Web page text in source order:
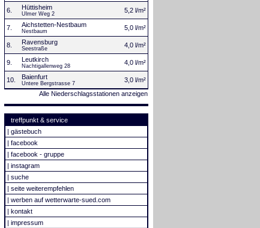
6. Hüttisheim
Ulmer Weg 2 5,2 l/m²
7. Aichstetten-Nestbaum
Nestbaum 5,0 l/m²
8. Ravensburg
Seestraße 4,0 l/m²
9. Leutkirch
Nachtigallenweg 28 4,0 l/m²
10. Baienfurt
Untere Bergstrasse 7
3,0 l/m²
Alle Niederschlagsstationen anzeigen
treffpunkt & service
| gästebuch
| facebook
| facebook - gruppe
| instagram
| suche
| seite weiterempfehlen
| werben auf wetterwarte-sued.com
| kontakt
| impressum